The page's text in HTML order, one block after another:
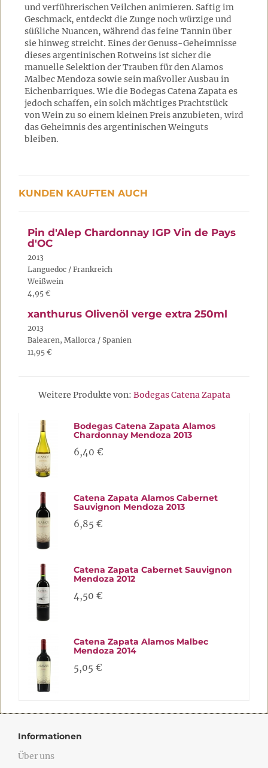
und verführerischen Veilchen animieren. Saftig im
Geschmack, entdeckt die Zunge noch würzige und
süßliche Nuancen, während das feine Tannin über
sie hinweg streicht. Eines der Genuss-Geheimnisse
dieses argentinischen Rotweins ist sicher die
manuelle Selektion der Trauben für den Alamos
Malbec Mendoza sowie sein maßvoller Ausbau in
Eichenbarriques. Wie die Bodegas Catena Zapata es
jedoch schaffen, ein solch mächtiges Prachtstück
von Wein zu so einem kleinen Preis anzubieten, wird
das Geheimnis des argentinischen Weinguts
bleiben.
KUNDEN KAUFTEN AUCH
Pin d'Alep Chardonnay IGP Vin de Pays
d'OC
2013
Languedoc / Frankreich
Weißwein
4,95 €
xanthurus Olivenöl verge extra 250ml
2013
Balearen, Mallorca / Spanien
11,95 €
Weitere Produkte von: Bodegas Catena Zapata
Bodegas Catena Zapata Alamos
Chardonnay Mendoza 2013
6,40 €
Catena Zapata Alamos Cabernet
Sauvignon Mendoza 2013
6,85 €
Catena Zapata Cabernet Sauvignon
Mendoza 2012
4,50 €
Catena Zapata Alamos Malbec
Mendoza 2014
5,05 €
Informationen
Über uns